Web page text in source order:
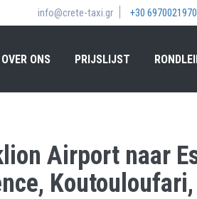
info@crete-taxi.gr +30 6970021970
OVER ONS PRIJSLIJST
Airport naar